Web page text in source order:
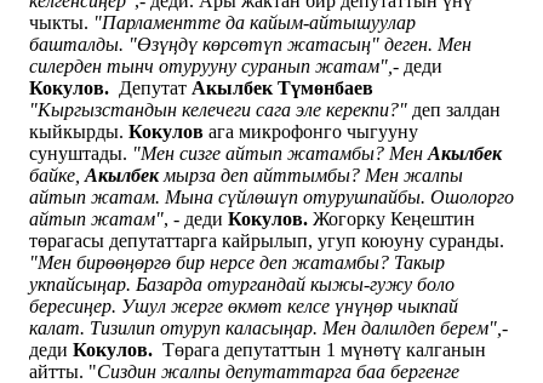
чыкты. "Парламентте да кайым-айтышуулар
башталды. "Өзүңдү көрсөтүп жатасың" деген. Мен
силерден тынч отурууну суранып жатам",- деди
Кокулов. Депутат Акылбек Түмөнбаев
"Кыргызстандын келечеги сага эле керекпи?" деп залдан
кыйкырды. Кокулов ага микрофонго чыгууну
сунуштады. "Мен сизге айтып жатамбы? Мен Акылбек
байке, Акылбекмырза деп айттымбы? Мен жалпы
айтып жатам. Мына сүйлөшүп отурушпайбы. Ошолорго
айтып жатам", - деди Кокулов. Жогорку Кеңештин
төрагасы депутаттарга кайрылып, угуп коюуну суранды.
"Мен бирөөңөргө бир нерсе деп жатамбы? Такыр
укпайсыңар. Базарда отургандай кыжы-гужу боло
бересиңер. Ушул жерге өкмөт келсе үнүңөр чыкпай
калат. Тизилип отуруп каласыңар. Мен далилдеп берем",-
деди Кокулов. Төрага депутаттын 1 мүнөтү калганын
айтты. "Сиздин жалпы депутаттарга баа бергенге